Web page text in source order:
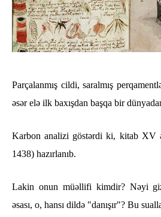
Parçalanmış cildi, saralmış
əsər elə ilk baxışdan başqa bir
Karbon analizi göstərdi ki, kitab XV
1438) hazırlanıb.
Lakin onun müəllifi kimdir? Nəyi
əsası, o, hansı dildə "danışır"? Bu